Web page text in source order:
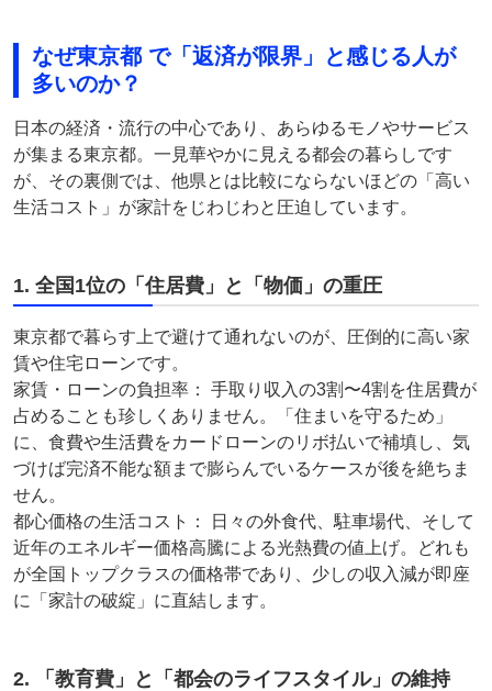
なぜ東京都 で「返済が限界」と感じる人が
多いのか？
日本の経済・流行の中心であり、あらゆるモノやサービス
が集まる東京都。一見華やかに見える都会の暮らしです
が、その裏側では、他県とは比較にならないほどの「高い
生活コスト」が家計をじわじわと圧迫しています。
1. 全国1位の「住居費」と「物価」の重圧
東京都で暮らす上で避けて通れないのが、圧倒的に高い家
賃や住宅ローンです。
家賃・ローンの負担率： 手取り収入の3割〜4割を住居費が
占めることも珍しくありません。「住まいを守るため」
に、食費や生活費をカードローンのリボ払いで補填し、気
づけば完済不能な額まで膨らんでいるケースが後を絶ちま
せん。
都心価格の生活コスト： 日々の外食代、駐車場代、そして
近年のエネルギー価格高騰による光熱費の値上げ。どれも
が全国トップクラスの価格帯であり、少しの収入減が即座
に「家計の破綻」に直結します。
2. 「教育費」と「都会のライフスタイル」の維持